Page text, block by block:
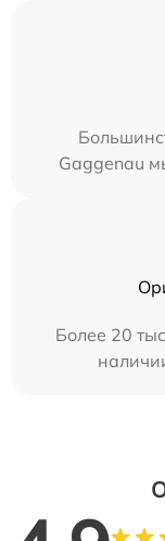
Gaggenau
Более 20